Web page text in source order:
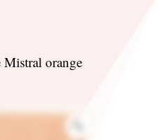
orange